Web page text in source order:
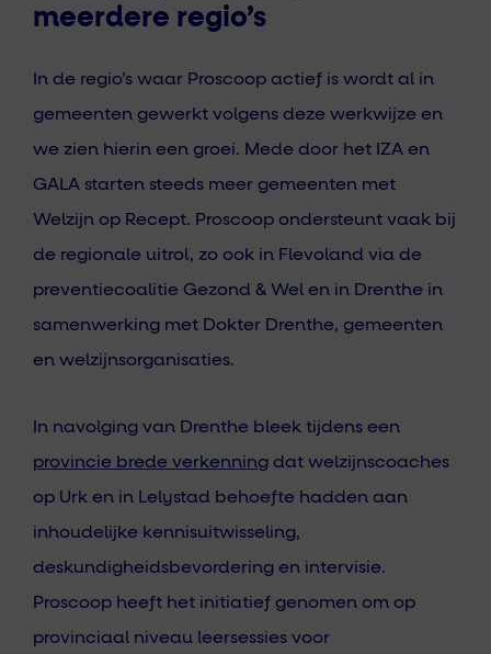
meerdere regio’s
In de regio’s waar Proscoop actief is wordt al in
gemeenten gewerkt volgens deze werkwijze en
we zien hierin een groei. Mede door het IZA en
GALA starten steeds meer gemeenten met
Welzijn op Recept. Proscoop ondersteunt vaak bij
de regionale uitrol, zo ook in Flevoland via de
preventiecoalitie Gezond & Wel en in Drenthe in
samenwerking met Dokter Drenthe, gemeenten
en welzijnsorganisaties.
In navolging van Drenthe bleek tijdens een
provincie brede verkenning dat welzijnscoaches
op Urk en in Lelystad behoefte hadden aan
inhoudelijke kennisuitwisseling,
deskundigheidsbevordering en intervisie.
Proscoop heeft het initiatief genomen om op
provinciaal niveau leersessies voor